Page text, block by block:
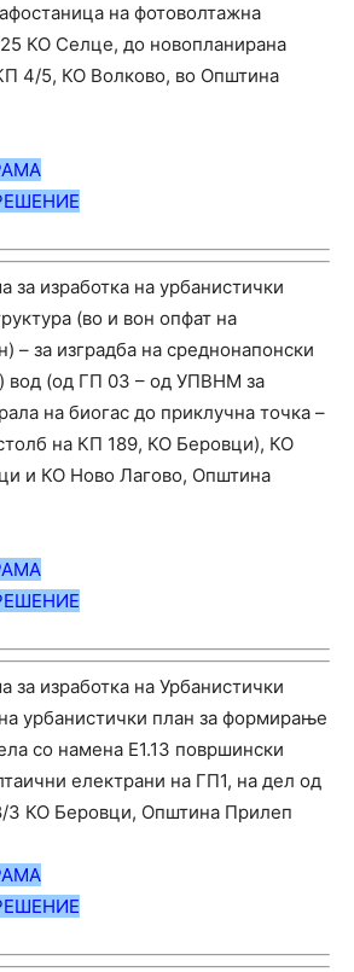
на фотоволтажна
КО Селце, до новопланирана
4/5, КО Волково, во Општина
за изработка на урбанистички
(во и вон опфат на
– за изградба на среднонапонски
вод (од ГП 03 – од УПВНМ за
на биогас до приклучна точка –
на КП 189, КО Беровци), КО
и КО Ново Лагово, Општина
за изработка на Урбанистички
урбанистички план за формирање
со намена Е1.13 површински
електрани на ГП1, на дел од
3 КО Беровци, Општина Прилеп